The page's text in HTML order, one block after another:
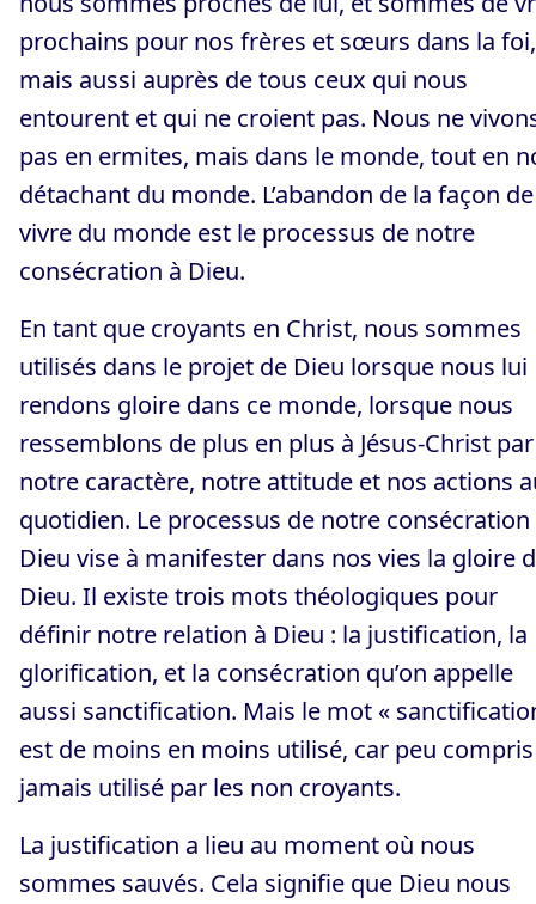
prochains pour nos frères et sœurs dans la foi,
mais aussi auprès de tous ceux qui nous
entourent et qui ne croient pas. Nous ne
pas en ermites, mais dans le monde, tout en
détachant du monde. L’abandon de la façon de
vivre du monde est le processus de notre
consécration à Dieu.
En tant que croyants en Christ, nous sommes
utilisés dans le projet de Dieu lorsque nous lui
rendons gloire dans ce monde, lorsque nous
ressemblons de plus en plus à Jésus-Christ par
notre caractère, notre attitude et nos actions
quotidien. Le processus de notre consécration
Dieu vise à manifester dans nos vies la gloire
Dieu. Il existe trois mots théologiques pour
définir notre relation à Dieu : la justification, la
glorification, et la consécration qu’on appelle
aussi sanctification. Mais le mot «
est de moins en moins utilisé, car peu
jamais utilisé par les non croyants.
La justification a lieu au moment où nous
sommes sauvés. Cela signifie que Dieu nous